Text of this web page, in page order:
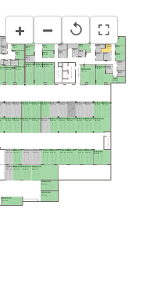
+ − ↺
Лифтовый холл
Тамбур-шлюз Тамбур-шлюз
Тамбур-шлюз
м²
MM139
19.4 м²
MM140
22.8 м²
MM141
21.5 м²
MM142MM143
24.8 м²
MM144
31.8 м²
MM145
28.0 м²
MM146
15.5 м²
MM147
15.9 м²
MM148
15.9 м²
MM149
15.9 м²
MM150
MM151
15.9 м²
MM152
15.9 м²
MM153
15.5 м²
MM154
MM155
MM156
15.9 м²
MM157
15.9 м²
MM194
15.9 м²
MM195
15.5 м²
MM196MM197 MM198
15.5 м²
MM199
15.9 м²
MM200
15.9 м²
MM201
15.9 м²
MM202
15.9 м²
MM203
15.9 м²
MM204
30.5 м²
MM205
28.9 м²
MM206
15.0 м²
MM207
15.0 м²
MM208
15.0 м²
MM209
15.0 м²
MM210
15.0 м²
MM211
15.0 м²
MM212
16.5 м²
MM213
16.5 м²
MM214
15.0 м²
MM215
15.0 м²
MM235MM236
15.0 м²
MM237
15.9 м²
MM238
MM239
MM240
MM241
22.9 м²
H65
H66
4.8 м²
H68
H70
9.2 м²
H71
8.4 м²
H72
H74
9.8 м²
H75
6.6 м²
H77
8.5 м²
H78
8.9 м²
H80
6.7 м²
H81
7.3 м²
H83
H85
9.8 м²
H86
H88
6.4 м²
H89
7.0 м²
H90
H91
6.5 м²
H93
H94
8.7 м²
H95
H96
8.5 м²
H97
5.1 м²
H98
8.4 м²
H99
6.2 м²
Вы здесь